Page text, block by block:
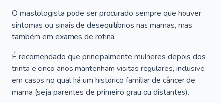
O mastologista pode ser procurado sempre que houver
sintomas ou sinais de desequilíbrios nas mamas, mas
também em exames de rotina.
É recomendado que principalmente mulheres depois dos
trinta e cinco anos mantenham visitas regulares, inclusive
em casos no qual há um histórico familiar de câncer de
mama (seja parentes de primeiro grau ou distantes).